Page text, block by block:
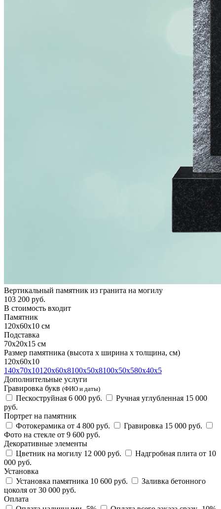
Вертикальный памятник из гранита на могилу
103 200 руб.
В стоимость входит
Памятник
120х60х10 см
Подставка
70х20х15 см
Размер памятника (высота х ширина х толщина, см)
120х60х10
140х70х10120х60х8100х50х8100х50х580х40х5
Дополнительные услуги
Гравировка букв (ФИО и даты)
Пескоструйная 6 000 руб. Ручная углубленная 15 000
руб.
Портрет на памятник
Фотокерамика от 4 800 руб. Гравировка 15 000 руб.
Фото на стекле от 9 600 руб.
Декоративные элементы
Цветник на могилу 12 000 руб. Надгробная плита от 10
000 руб.
Установка
Установка памятника 10 600 руб.
Заливка бетонного
цоколя от 30 000 руб.
Оплата